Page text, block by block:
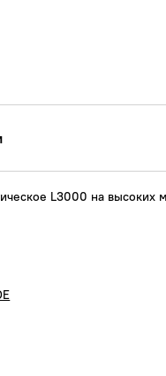
L3000 на высоких